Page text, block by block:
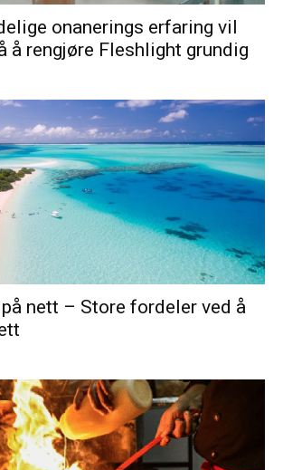
onanerings erfaring vil
å rengjøre Fleshlight grundig
nett – Store fordeler ved å